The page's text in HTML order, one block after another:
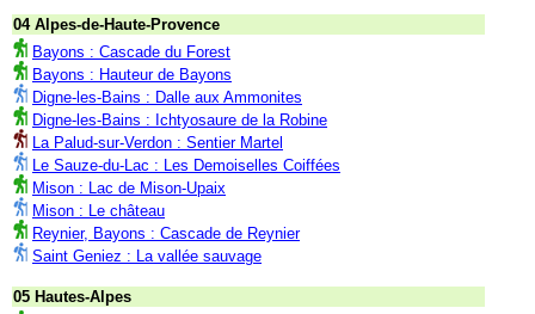
04 Alpes-de-Haute-Provence
Bayons : Cascade du Forest
Bayons : Hauteur de Bayons
Digne-les-Bains : Dalle aux Ammonites
Digne-les-Bains : Ichtyosaure de la Robine
La Palud-sur-Verdon : Sentier Martel
Le Sauze-du-Lac : Les Demoiselles Coiffées
Mison : Lac de Mison-Upaix
Mison : Le château
Reynier, Bayons : Cascade de Reynier
Saint Geniez : La vallée sauvage
05 Hautes-Alpes